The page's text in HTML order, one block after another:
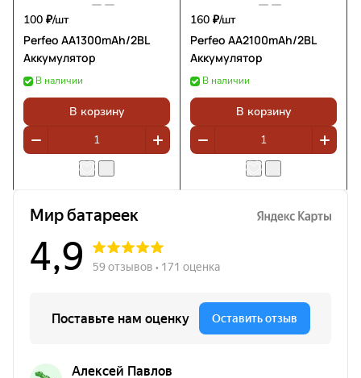
100 ₽/шт
Perfeo AA1300mAh/2BL
Аккумулятор
В наличии
В корзину
160 ₽/шт
Perfeo AA2100mAh/2BL
Аккумулятор
В наличии
В корзину